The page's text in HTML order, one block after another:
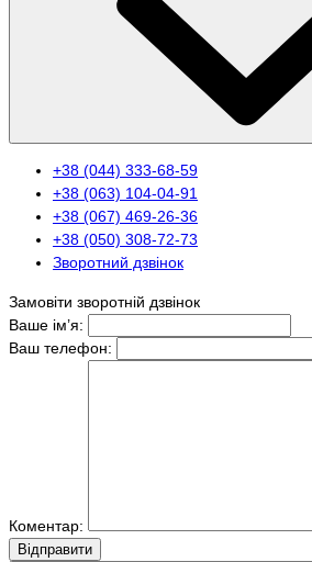
+38 (044) 333-68-59
+38 (063) 104-04-91
+38 (067) 469-26-36
+38 (050) 308-72-73
Зворотний дзвінок
Замовіти зворотній дзвінок
Ваше ім’я:
Ваш телефон:
Коментар:
Вiдправити